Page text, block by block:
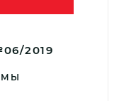
2019